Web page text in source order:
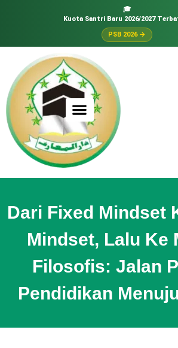
🎓
Kuota Santri Baru 2026/2027
PSB 2026 →
Dari Fixed Mindset
Mindset, Lalu Ke
Filosofis: Jalan
Pendidikan